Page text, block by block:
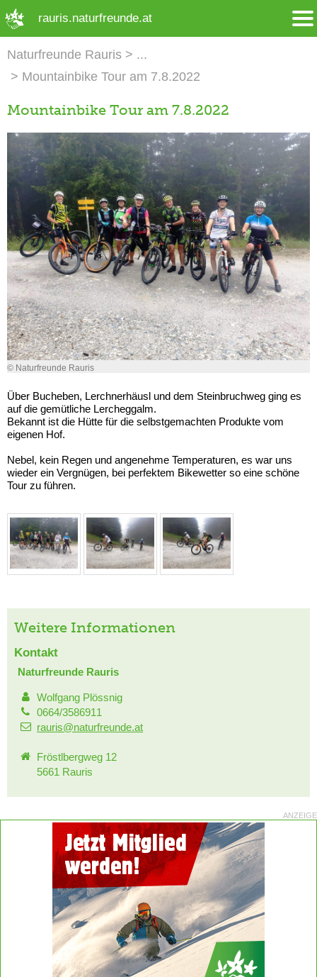
rauris.naturfreunde.at
Naturfreunde Rauris
Mountainbike Tour am 7.8.2022
Mountainbike Tour am 7.8.2022
© Naturfreunde Rauris
Über Bucheben, Lerchnerhäusl und dem Steinbruchweg ging es
auf die gemütliche Lercheggalm.
Bekannt ist die Hütte für die selbstgemachten Produkte vom
eigenen Hof.
Nebel, kein Regen und angenehme Temperaturen, es war uns
wieder ein Vergnügen, bei perfektem Bikewetter so eine schöne
Tour zu führen.
Weitere Informationen
Kontakt
Naturfreunde Rauris
Wolfgang Plössnig
0664/3586911
rauris@naturfreunde.at
Fröstlbergweg 12
5661 Rauris
ANZEIGE